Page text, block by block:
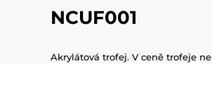
NCUF001
Akrylátová trofej. V ceně trofeje